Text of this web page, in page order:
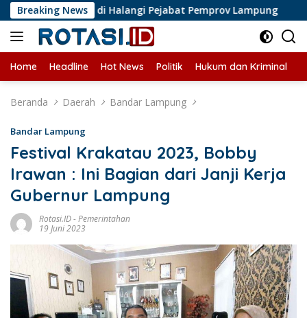
Langsung
ke
konten
Breaking News
di Halangi Pejabat Pemprov Lampung
Home Headline Hot News Politik Hukum dan Kriminal
Beranda Daerah Bandar Lampung
Bandar Lampung
Festival Krakatau 2023, Bobby
Irawan : Ini Bagian dari Janji Kerja
Gubernur Lampung
Rotasi.ID-Pemerintahan
19 Juni 2023